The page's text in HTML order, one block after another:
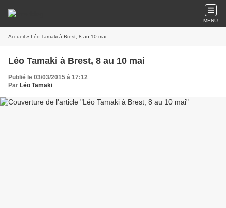
MENU
Accueil » Léo Tamaki à Brest, 8 au 10 mai
Léo Tamaki à Brest, 8 au 10 mai
Publié le 03/03/2015 à 17:12
Par Léo Tamaki